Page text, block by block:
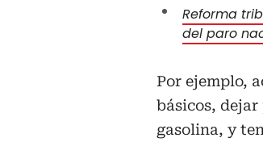
Reforma
del paro
Por ejemplo,
básicos,
gasolina, y